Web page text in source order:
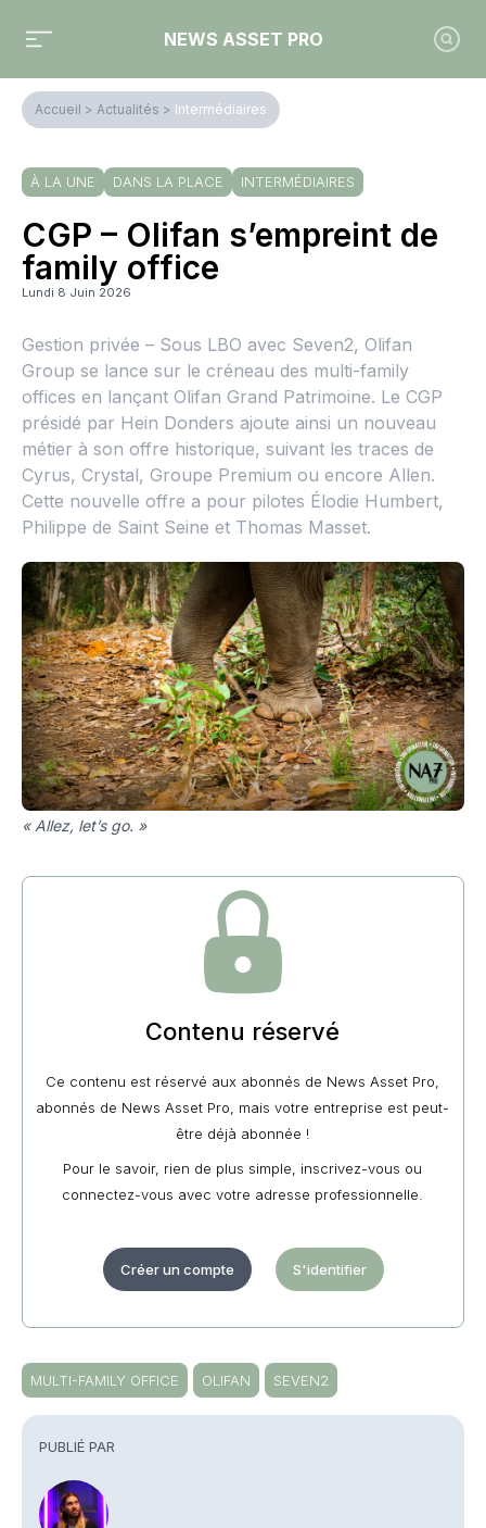
NEWS ASSET PRO
Accueil > Actualités > Intermédiaires
PUBLIÉ PAR
À LA UNE DANS LA PLACE INTERMÉDIAIRES
CGP – Olifan s’empreint de
family office
Lundi 8 Juin 2026
Gestion privée – Sous LBO avec Seven2, Olifan
Group se lance sur le créneau des multi-family
offices en lançant Olifan Grand Patrimoine. Le CGP
présidé par Hein Donders ajoute ainsi un nouveau
métier à son offre historique, suivant les traces de
Cyrus, Crystal, Groupe Premium ou encore Allen.
Cette nouvelle offre a pour pilotes Élodie Humbert,
Philippe de Saint Seine et Thomas Masset.
« Allez, let’s go. »
Contenu réservé
Ce contenu est réservé aux abonnés de News Asset Pro,
abonnés de News Asset Pro, mais votre entreprise est peut-
être déjà abonnée !
Pour le savoir, rien de plus simple, inscrivez-vous ou
connectez-vous avec votre adresse professionnelle.
Créer un compte S'identifier
MULTI-FAMILY OFFICE OLIFAN SEVEN2